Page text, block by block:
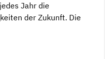
Jahr die
der Zukunft. Die